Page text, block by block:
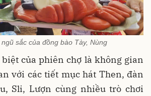
sắc của đồng bào Tày, Nùng
của phiên chợ là không gian
với các tiết mục hát Then, đàn
Sli, Lượn cùng nhiều trò chơi